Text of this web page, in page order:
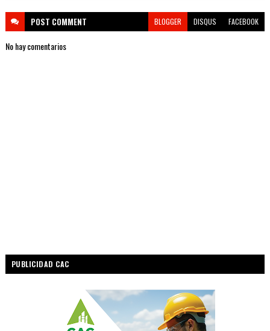
POST COMMENT BLOGGER DISQUS FACEBOOK
No hay comentarios
PUBLICIDAD CAC